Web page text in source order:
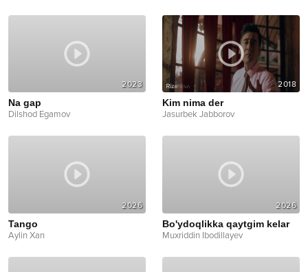
2023
Na gap
Dilshod Egamov
2018
Kim nima der
Jasurbek Jabborov
2026
Tango
Aylin Xan
2026
Bo'ydoqlikka qaytgim kelar
Muxriddin Ibodillayev